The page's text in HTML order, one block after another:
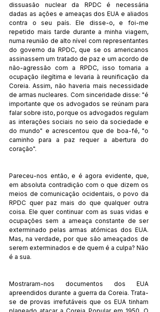
dissuasão nuclear da RPDC é necessária
dadas as ações e ameaças dos EUA e aliados
contra o seu país. Ele disse-o, e foi-me
repetido mais tarde durante a minha viagem,
numa reunião de alto nível com representantes
do governo da RPDC, que se os americanos
assinassem um tratado de paz e um acordo de
não-agressão com a RPDC, isso tornaria a
ocupação ilegítima e levaria à reunificação da
Coreia. Assim, não haveria mais necessidade
de armas nucleares. Com sinceridade disse: "é
importante que os advogados se reúnam para
falar sobre isto, porque os advogados regulam
as interações sociais no seio da sociedade e
do mundo" e acrescentou que de boa-fé, "o
caminho para a paz requer a abertura do
coração".
Pareceu-nos então, e é agora evidente, que,
em absoluta contradição com o que dizem os
meios de comunicação ocidentais, o povo da
RPDC quer paz mais do que qualquer outra
coisa. Ele quer continuar com as suas vidas e
ocupações sem a ameaça constante de ser
exterminado pelas armas atómicas dos EUA.
Mas, na verdade, por que são ameaçados de
serem exterminados e de quem é a culpa? Não
é a sua.
Mostraram-nos documentos dos EUA
apreendidos durante a guerra da Coreia. Trata-
se de provas irrefutáveis que os EUA tinham